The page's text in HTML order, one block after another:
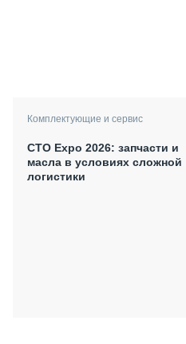
Комплектующие и сервис
СТО Expo 2026: запчасти и
масла в условиях сложной
логистики